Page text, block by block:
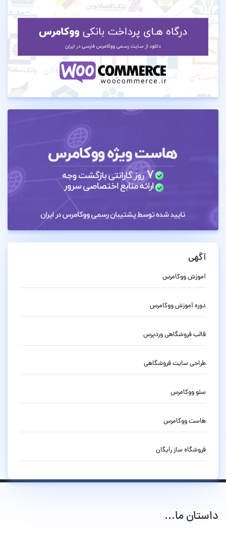
آگهی
آموزش ووکامرس
دوره آموزش ووکامرس
قالب فروشگاهی وردپرس
طراحی سایت فروشگاهی
سئو ووکامرس
هاست ووکامرس
فروشگاه ساز رایگان
داستان ما...